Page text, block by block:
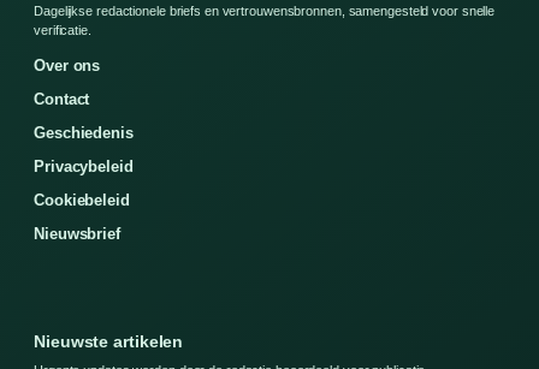
Dagelijkse redactionele briefs en vertrouwensbronnen, samengesteld voor snelle
verificatie.
Over ons
Contact
Geschiedenis
Privacybeleid
Cookiebeleid
Nieuwsbrief
Nieuwste artikelen